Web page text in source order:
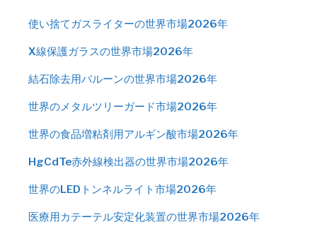
使い捨てガスライターの世界市場2026年
X線保護ガラスの世界市場2026年
結石除去用バルーンの世界市場2026年
世界のメタルツリーガード市場2026年
世界の食品増粘剤用アルギン酸市場2026年
HgCdTe赤外線検出器の世界市場2026年
世界のLEDトンネルライト市場2026年
医療用カテーテル安定化装置の世界市場2026年